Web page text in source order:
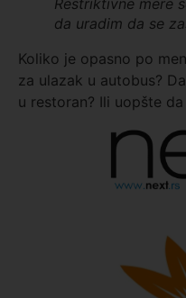
Restriktivne mere
da uradim da se
Koliko je opasno po
za ulazak u autobus?
u restoran? Ili uopšte